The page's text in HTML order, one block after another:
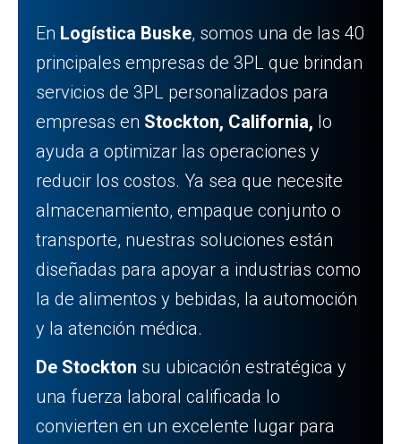
En Logística Buske, somos una de las 40
principales empresas de 3PL que brindan
servicios de 3PL personalizados para
empresas en Stockton, California, lo
ayuda a optimizar las operaciones y
reducir los costos. Ya sea que necesite
almacenamiento, empaque conjunto o
transporte, nuestras soluciones están
diseñadas para apoyar a industrias como
la de alimentos y bebidas, la automoción
y la atención médica.
De Stockton su ubicación estratégica y
una fuerza laboral calificada lo
convierten en un excelente lugar para